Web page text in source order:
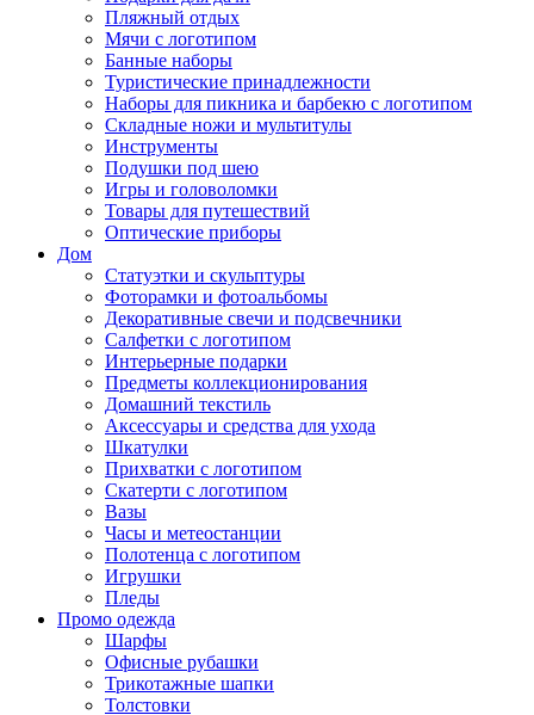
Пляжный отдых
Мячи с логотипом
Банные наборы
Туристические принадлежности
Наборы для пикника и барбекю с логотипом
Складные ножи и мультитулы
Инструменты
Подушки под шею
Игры и головоломки
Товары для путешествий
Оптические приборы
Дом
Статуэтки и скульптуры
Фоторамки и фотоальбомы
Декоративные свечи и подсвечники
Салфетки с логотипом
Интерьерные подарки
Предметы коллекционирования
Домашний текстиль
Аксессуары и средства для ухода
Шкатулки
Прихватки с логотипом
Скатерти с логотипом
Вазы
Часы и метеостанции
Полотенца с логотипом
Игрушки
Пледы
Промо одежда
Шарфы
Офисные рубашки
Трикотажные шапки
Толстовки